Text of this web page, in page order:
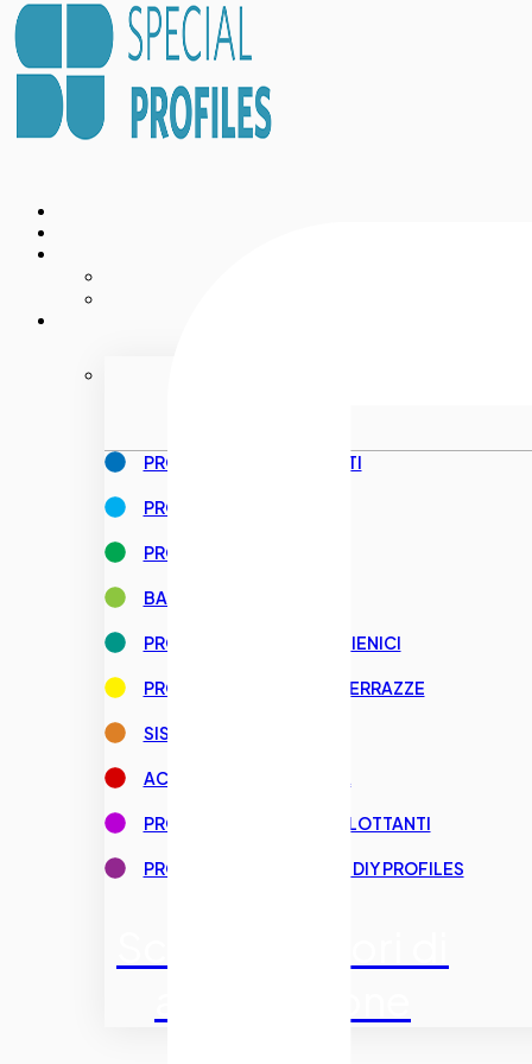
PROFILI PER RIVESTIMENTI
PROFILI PER PAVIMENTI
PROFILI PER GRADINI
BATTISCOPA
PROFILI DI RACCORDO IGIENICI
PROFILI PER BALCONI E TERRAZZE
SISTEMI DI DRENAGGIO
ACCESSORI PER LA POSA
PROFILI PER PAVIMENTI FLOTTANTI
PROFILI PER IL FAI DA TE – DIY PROFILES